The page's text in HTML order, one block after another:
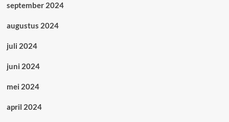
september 2024
augustus 2024
juli 2024
juni 2024
mei 2024
april 2024